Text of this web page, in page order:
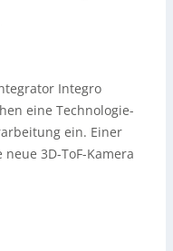
Integro
eine Technologie-
ein. Einer
3D-ToF-Kamera